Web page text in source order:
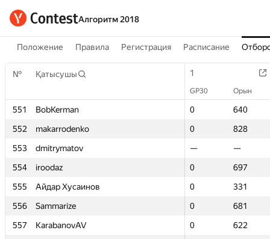
Алгоритм 2018
Положение Правила Регистрация Расписание
№ Қатысушы 1
GP30 Орын
551 BobKerman 0
640
552
makarrodenko 0
828
553
dmitrymatov —
—
554
iroodaz 0
697
555
Айдар Хусаинов 0
331
556
Sammarize 0
681
557
KarabanovAV 0
622
№ Қатысушы 1
GP30 Орын
551 BobKerman 0
640
552
makarrodenko 0
828
553
dmitrymatov —
—
554
iroodaz 0
697
555
Айдар Хусаинов 0
331
556
Sammarize 0
681
557
KarabanovAV 0
622